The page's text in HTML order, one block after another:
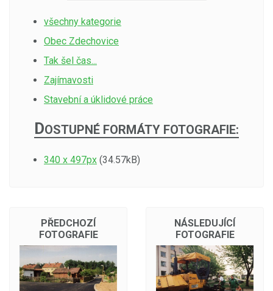
všechny kategorie
Obec Zdechovice
Tak šel čas...
Zajímavosti
Stavební a úklidové práce
DOSTUPNÉ FORMÁTY FOTOGRAFIE:
340 x 497px (34.57kB)
PŘEDCHOZÍ
FOTOGRAFIE
NÁSLEDUJÍCÍ
FOTOGRAFIE